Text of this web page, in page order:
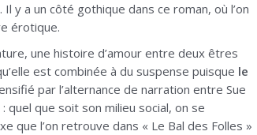
y a un côté gothique dans ce roman, où l’on
érotique.
une histoire d’amour entre deux êtres
est combinée à du suspense puisque le
par l’alternance de narration entre Sue
que soit son milieu social, on se
que l’on retrouve dans « Le Bal des Folles »